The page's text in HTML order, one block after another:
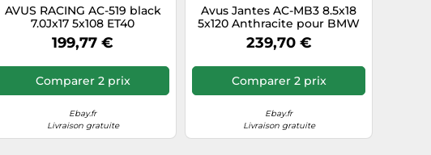
AVUS RACING AC-519 black
7.0Jx17 5x108 ET40
199,77 €
Comparer 2 prix
Ebay.fr
Livraison gratuite
Avus Jantes AC-MB3 8.5x18
5x120 Anthracite pour BMW
Série 3 Coupé 8D6
239,70 €
Comparer 2 prix
Ebay.fr
Livraison gratuite